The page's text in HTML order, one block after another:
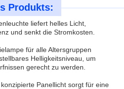
Produkts:
liefert helles Licht,
und senkt die Stromkosten.
für alle Altersgruppen
Helligkeitsniveau, um
gerecht zu werden.
Panellicht sorgt für eine